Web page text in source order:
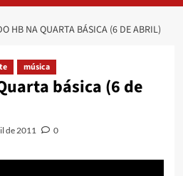
HB NA QUARTA BÁSICA (6 DE ABRIL)
música
básica (6 de
de 2011 0